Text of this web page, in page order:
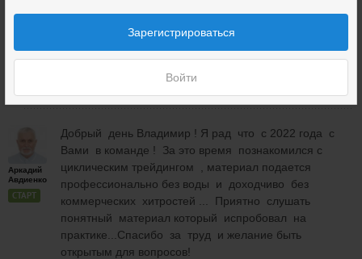
Зарегистрироваться
Войти
Владимир
Диапазон капитала не ограничен: на крипте
Аркадий
Авдиенко
СТАРТ
Добрый день Владимир ! Я рад что с 2022 года с
Вами в команде ! За это время познакомился с
циклическим трейдингом , материал подается
профессионально без воды и доходчиво без
коммерческих хитростей ... Приятно слушать
понятный материал который испробовал на
практике...Спасибо за труд и желание быть
открытым для вопросов!